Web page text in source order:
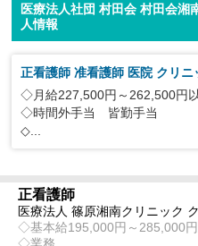
医療法人社団 村田会 村田会湘
人情報
正看護師 准看護師 医院 クリ
◇月給227,500円～262,500円
◇時間外手当 皆勤手当
◇...
正看護師
医療法人 篠原湘南クリニック
◇基本給195,000円～285,000円
◇業務...